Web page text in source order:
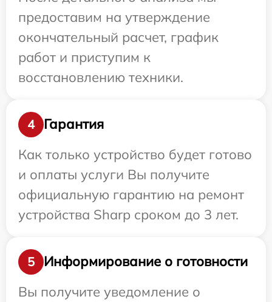
предоставим на утверждение
окончательный расчет, график
работ и приступим к
восстановлению техники.
4
Гарантия
Как только устройство будет готово
и оплаты услуги Вы получите
официальную гарантию на ремонт
устройства Sharp сроком до 3 лет.
5
Информирование о готовности
Вы получите уведомление о